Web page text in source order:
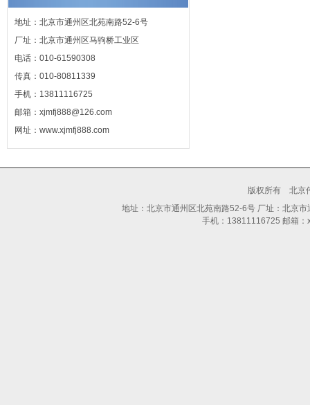
地址：北京市通州区北苑南路52-6号
厂址：北京市通州区马驹桥工业区
电话：010-61590308
传真：010-80811339
手机：13811116725
邮箱：xjmfj888@126.com
网址：www.xjmfj888.com
版权所有 北京
地址：北京市通州区北苑南路52-6号 厂址：北京
手机：13811116725 邮箱